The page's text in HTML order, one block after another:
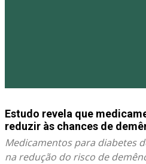
Estudo revela que
reduzir às chances de
Medicamentos para diabetes
na redução do risco de